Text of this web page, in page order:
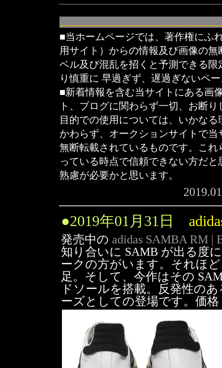
■当ホームページでは、著作権にふ
用サイト）からの情報及び画像の
ベル及び混乱を招くと予測できる
り慎重に 早過ぎず、遅過ぎないペ
■新着情報を含む当サイトにある画
ト、ブログに関わらず一切、お断
目的での使用については、いかな
かわらず、オークションサイトで
無断転載されているものです。こ
っている時点で信頼できない方だ
熟慮が必要かと思います。
●2019年01月31日
発売中の adidas SAMBA RM |
知り合いに SAMB が出る度
ークの方がいます。それほ
足。そして、今作はその
ドソールを搭載。反発性の
ーズとしての登場です。価格